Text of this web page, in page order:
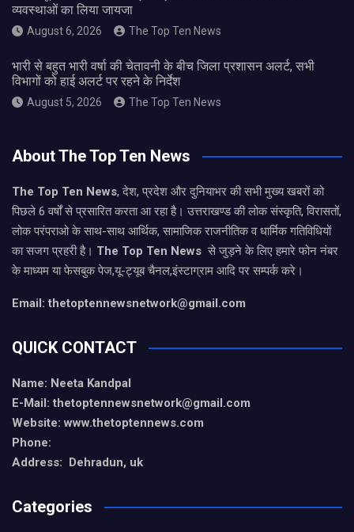
व्यवस्थाओं का लिया जायजा
August 6, 2026 The Top Ten News
भारी से बहुत भारी वर्षा की चेतावनी के बीच जिला प्रशासन अलर्ट, सभी
विभागों को हाई अलर्ट पर रहने के निर्देश
August 5, 2026 The Top Ten News
About The Top Ten News
The Top Ten News, देश, प्रदेश और दुनियाभर की सभी मुख्य खबरों को
पिछले 6 वर्षों से प्रसारित करता आ रहा है। उत्तराखण्ड की लोक संस्कृति, विरासतों,
लोक परंपराओ के साथ-साथ आर्थिक, सामाजिक राजनीतिक व धार्मिक गतिविधियों
का सजग प्रहरी है। The Top Ten News से जुड़ने के लिए हमारे फोन नंबर
के माध्यम या फेसबुक पेज,यू-ट्यूब चैनल,इंस्टाग्राम आदि पर सम्पर्क करे।
Email: thetoptennewsnetwork@gmail.com
QUICK CONTACT
Name: Neeta Kandpal
E-Mail: thetoptennewsnetwork@gmail.com
Website: www.thetoptennews.com
Phone:
Address: Dehradun, uk
Categories